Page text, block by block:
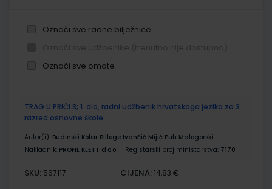
Označi sve radne bilježnice
Označi sve omote
proizvodi
TRAG U PRIČI 3; 1. dio, radni udžbenik hrvatskoga jezika za 3.
razred osnovne škole
Autor(i): Budinski Kolar Billege Ivančić Mijić Puh Malogorski
Nakladnik: PROFIL KLETT d.o.o. Registarski broj ministarstva: 7170
SKU: 567117 CIJENA: 14,83 €